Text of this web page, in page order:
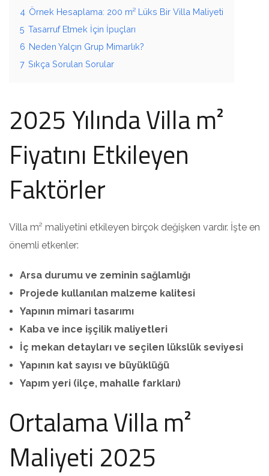
4 Örnek Hesaplama: 200 m² Lüks Bir Villa Maliyeti
5 Tasarruf Etmek İçin İpuçları
6 Neden Yalçın Grup Mimarlık?
7 Sıkça Sorulan Sorular
2025 Yılında Villa m²
Fiyatını Etkileyen
Faktörler
Villa m² maliyetini etkileyen birçok değişken vardır. İşte en
önemli etkenler:
Arsa durumu ve zeminin sağlamlığı
Projede kullanılan malzeme kalitesi
Yapının mimari tasarımı
Kaba ve ince işçilik maliyetleri
İç mekan detayları ve seçilen lükslük seviyesi
Yapının kat sayısı ve büyüklüğü
Yapım yeri (ilçe, mahalle farkları)
Ortalama Villa m²
Maliyeti 2025